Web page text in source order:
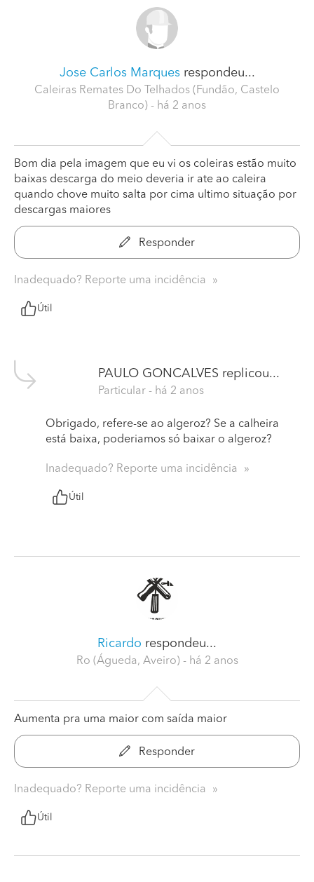
Jose Carlos Marquesrespondeu...
Caleiras Remates Do Telhados (Fundão, Castelo
Branco) - há 2 anos
Bom dia pela imagem que eu vi os coleiras estão muito
baixas descarga do meio deveria ir ate ao caleira
quando chove muito salta por cima ultimo situação por
descargas maiores
Responder
Inadequado? Reporte uma incidência
Útil
PAULO GONCALVES replicou...
Particular - há 2 anos
Obrigado, refere-se ao algeroz? Se a calheira
está baixa, poderiamos só baixar o algeroz?
Inadequado? Reporte uma incidência
Útil
Ricardo respondeu...
Ro (Águeda, Aveiro) - há 2 anos
Aumenta pra uma maior com saída maior
Responder
Inadequado? Reporte uma incidência
Útil